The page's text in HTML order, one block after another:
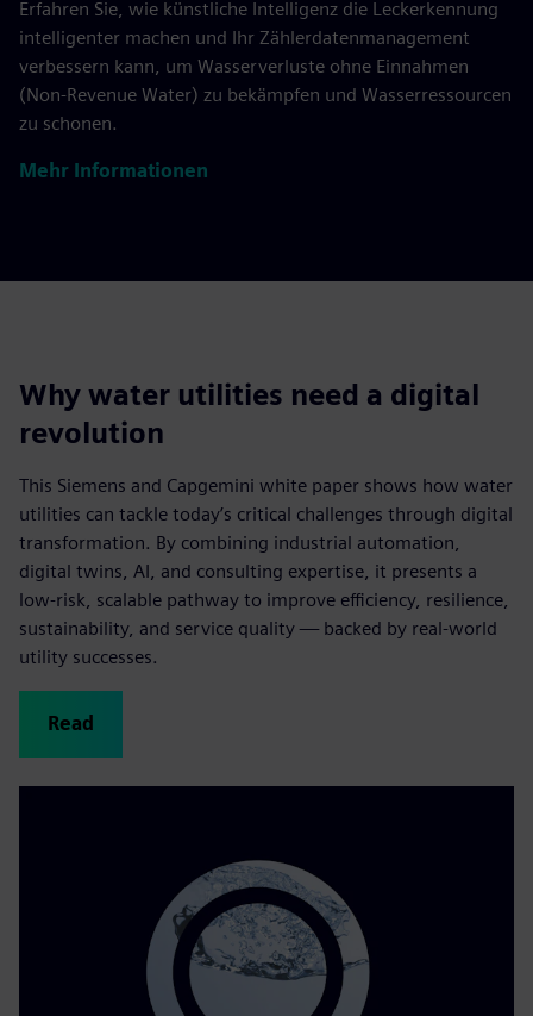
Erfahren Sie, wie künstliche Intelligenz die Leckerkennung
intelligenter machen und Ihr Zählerdatenmanagement
verbessern kann, um Wasserverluste ohne Einnahmen
(Non-Revenue Water) zu bekämpfen und Wasserressourcen
zu schonen.
Mehr Informationen
Why water utilities need a digital
revolution
This Siemens and Capgemini white paper shows how water
utilities can tackle today’s critical challenges through digital
transformation. By combining industrial automation,
digital twins, AI, and consulting expertise, it presents a
low‑risk, scalable pathway to improve efficiency, resilience,
sustainability, and service quality — backed by real-world
utility successes.
Read